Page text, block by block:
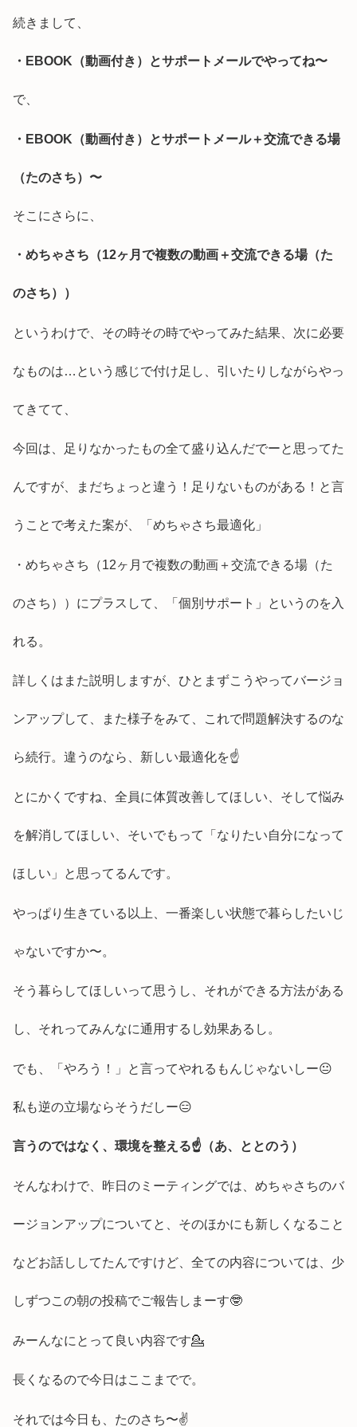
続きまして、
・EBOOK（動画付き）とサポートメールでやってね〜
で、
・EBOOK（動画付き）とサポートメール＋交流できる場
（たのさち）〜
そこにさらに、
・めちゃさち（12ヶ月で複数の動画＋交流できる場（た
のさち））
というわけで、その時その時でやってみた結果、次に必要
なものは…という感じで付け足し、引いたりしながらやっ
てきてて、
今回は、足りなかったもの全て盛り込んだでーと思ってた
んですが、まだちょっと違う！足りないものがある！と言
うことで考えた案が、「めちゃさち最適化」
・めちゃさち（12ヶ月で複数の動画＋交流できる場（た
のさち））にプラスして、「個別サポート」というのを入
れる。
詳しくはまた説明しますが、ひとまずこうやってバージョ
ンアップして、また様子をみて、これで問題解決するのな
ら続行。違うのなら、新しい最適化を☝️
とにかくですね、全員に体質改善してほしい、そして悩み
を解消してほしい、そいでもって「なりたい自分になって
ほしい」と思ってるんです。
やっぱり生きている以上、一番楽しい状態で暮らしたいじ
ゃないですか〜。
そう暮らしてほしいって思うし、それができる方法がある
し、それってみんなに通用するし効果あるし。
でも、「やろう！」と言ってやれるもんじゃないしー😐
私も逆の立場ならそうだしー😑
言うのではなく、環境を整える☝️（あ、ととのう）
そんなわけで、昨日のミーティングでは、めちゃさちのバ
ージョンアップについてと、そのほかにも新しくなること
などお話ししてたんですけど、全ての内容については、少
しずつこの朝の投稿でご報告しまーす🤓
みーんなにとって良い内容です💁
長くなるので今日はここまでで。
それでは今日も、たのさち〜✌️